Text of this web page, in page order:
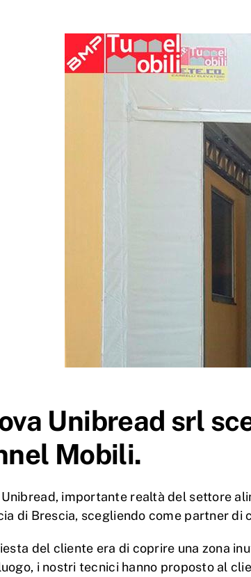
Unibread srl
Mobili.
importante realtà del settore
di Brescia, scegliendo come partner di
del cliente era di coprire una zona
i nostri tecnici hanno proposto al